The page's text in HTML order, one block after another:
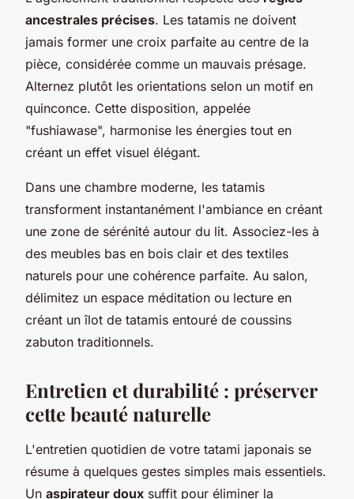
ancestrales précises. Les tatamis ne doivent
jamais former une croix parfaite au centre de la
pièce, considérée comme un mauvais présage.
Alternez plutôt les orientations selon un motif en
quinconce. Cette disposition, appelée
"fushiawase", harmonise les énergies tout en
créant un effet visuel élégant.
Dans une chambre moderne, les tatamis
transforment instantanément l'ambiance en créant
une zone de sérénité autour du lit. Associez-les à
des meubles bas en bois clair et des textiles
naturels pour une cohérence parfaite. Au salon,
délimitez un espace méditation ou lecture en
créant un îlot de tatamis entouré de coussins
zabuton traditionnels.
Entretien et durabilité : préserver
cette beauté naturelle
L'entretien quotidien de votre tatami japonais se
résume à quelques gestes simples mais essentiels.
Un aspirateur doux suffit pour éliminer la